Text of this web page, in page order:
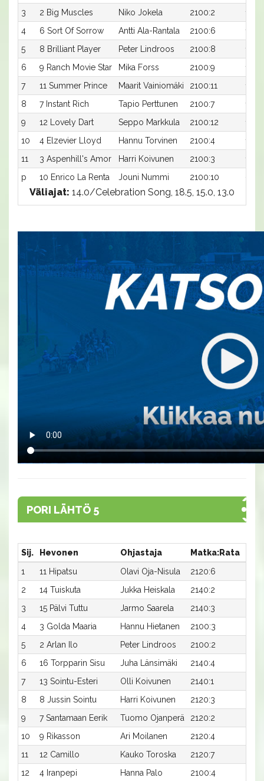
3 2 Big Muscles Niko Jokela 2100:2
16,9a
4
6 Sort Of Sorrow Antti Ala-Rantala 2100:6
17,2a
5
8 Brilliant Player Peter Lindroos 2100:8
17,2a
6
9 Ranch Movie Star Mika Forss 2100:9
17,2a
7
11 Summer Prince Maarit Vainiomäki 2100:11
17,2a
8
7 Instant Rich Tapio Perttunen 2100:7
17,4a
9
12 Lovely Dart Seppo Markkula 2100:12
17,4a
10
4 Elzevier Lloyd Hannu Torvinen 2100:4
17,5a
11
3 Aspenhill's Amor Harri Koivunen 2100:3
17,5a
p
10 Enrico La Renta Jouni Nummi 2100:10
Väliajat: 14.0/Celebration Song, 18.5, 15.0, 13.0
PORI LÄHTÖ 5
Sij. Hevonen Ohjastaja Matka:Rata
1
11 Hipatsu Olavi Oja-Nisula 2120:6
2
14 Tuiskuta Jukka Heiskala 2140:2
3
15 Pälvi Tuttu Jarmo Saarela 2140:3
4
3 Golda Maaria Hannu Hietanen 2100:3
5
2 Arlan Ilo Peter Lindroos 2100:2
6
16 Torpparin Sisu Juha Länsimäki 2140:4
7
13 Sointu-Esteri Olli Koivunen 2140:1
8
8 Jussin Sointu Harri Koivunen 2120:3
9
7 Santamaan Eerik Tuomo Ojanperä 2120:2
10
9 Rikasson Ari Moilanen 2120:4
11
12 Camillo Kauko Toroska 2120:7
12
4 Iranpepi Hanna Palo 2100:4